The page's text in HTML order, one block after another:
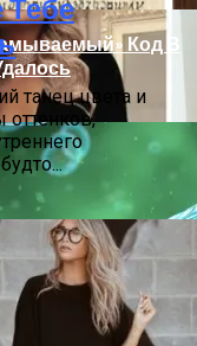
Код В
Тебе
танец цвета и
оттенков,